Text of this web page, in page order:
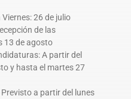
26 de julio
de las
13 de agosto
A partir del
y hasta el martes 27
a partir del lunes